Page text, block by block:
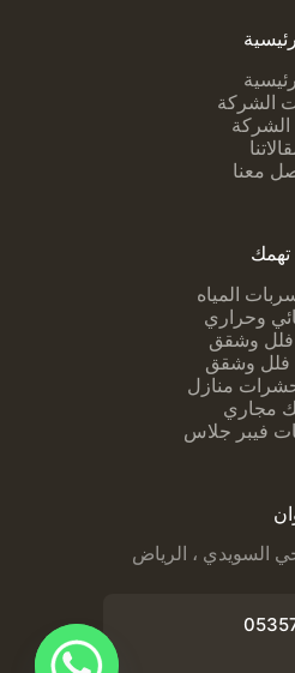
الشركة
معنا
ا لمياه
وحراري
فلل وشقق
فلل وشقق
منازل
مجاري
فيبر جلاس
السويدي ، الرياض